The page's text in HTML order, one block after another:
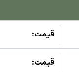
قیمت:
قیمت: